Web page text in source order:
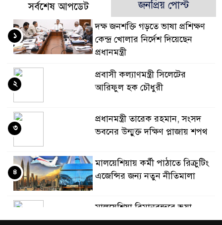
সর্বশেষ আপডেট জনপ্রিয় পোস্ট
দক্ষ জনশক্তি গড়তে ভাষা প্রশিক্ষণ
কেন্দ্র খোলার নির্দেশ দিয়েছেন
প্রধানমন্ত্রী
১
প্রবাসী কল্যাণমন্ত্রী সিলেটের
আরিফুল হক চৌধুরী
২
প্রধানমন্ত্রী তারেক রহমান, সংসদ
ভবনের উন্মুক্ত দক্ষিণ প্লাজায় শপথ
৩
মালয়েশিয়ায় কর্মী পাঠাতে রিক্রুটিং
এজেন্সির জন্য নতুন নীতিমালা
৪
মালয়েশিয়া বিমানবন্দরে ভুয়া
ভিসায় আটকের তালিকার শীর্ষে